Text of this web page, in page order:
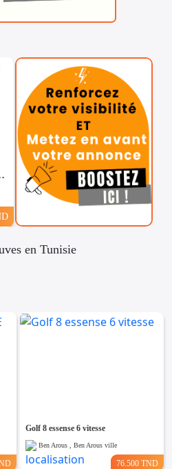
4wd
en Tunisie
Golf 8 essense 6 vitesse
Ben Arous , Ben Arous ville
76.500 TND